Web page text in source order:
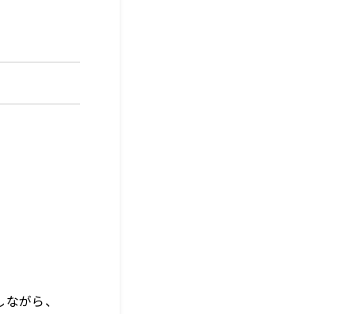
がら、